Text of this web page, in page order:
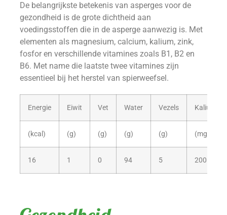
De belangrijkste betekenis van asperges voor de
gezondheid is de grote dichtheid aan
voedingsstoffen die in de asperge aanwezig is. Met
elementen als magnesium, calcium, kalium, zink,
fosfor en verschillende vitamines zoals B1, B2 en
B6. Met name die laatste twee vitamines zijn
essentieel bij het herstel van spierweefsel.
Energie Eiwit Vet Water Vezels Kalium
(kcal) (g) (g) (g) (g) (mg)
16 1 0 94 5 200